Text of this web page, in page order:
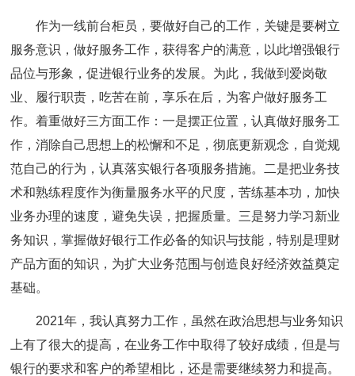
作为一线前台柜员，要做好自己的工作，关键是要树立
服务意识，做好服务工作，获得客户的满意，以此增强银行
品位与形象，促进银行业务的发展。为此，我做到爱岗敬
业、履行职责，吃苦在前，享乐在后，为客户做好服务工
作。着重做好三方面工作：一是摆正位置，认真做好服务工
作，消除自己思想上的松懈和不足，彻底更新观念，自觉规
范自己的行为，认真落实银行各项服务措施。二是把业务技
术和熟练程度作为衡量服务水平的尺度，苦练基本功，加快
业务办理的速度，避免失误，把握质量。三是努力学习新业
务知识，掌握做好银行工作必备的知识与技能，特别是理财
产品方面的知识，为扩大业务范围与创造良好经济效益奠定
基础。
2021年，我认真努力工作，虽然在政治思想与业务知识
上有了很大的提高，在业务工作中取得了较好成绩，但是与
银行的要求和客户的希望相比，还是需要继续努力和提高。